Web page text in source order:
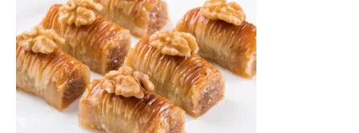
Börekler
Pastalar
İletişim